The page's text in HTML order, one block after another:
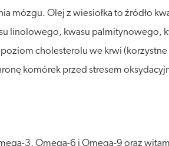
Olej z wiesiołka to źródło
linolowego, kwasu palmitynowego,
cholesterolu we krwi (korzystne
komórek przed stresem
3, Omega-6 i Omega-9 oraz